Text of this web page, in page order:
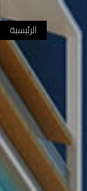
الرئيسية